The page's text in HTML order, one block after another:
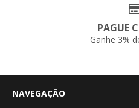
PAGUE
Ganhe 3%
NAVEGAÇÃO